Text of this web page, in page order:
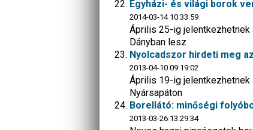
Egyházi- és világi borok
2014-03-14 10:33:59
Április 25-ig
Dányban lesz
Nyolcadszor hirdeti meg
2013-04-10 09:19:02
Április 19-ig
Nyársapáton
Borellátó: minőségi
2013-03-26 13:29:34